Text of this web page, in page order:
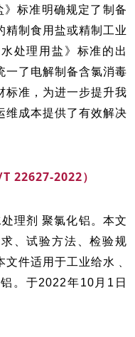
标准明确规定了制备
制食用盐或精制工业
处理用盐》标准的出
一了电解制备含氯消毒
标准，为进一步提升我
维成本提供了有效解决
22627-2022）
理剂 聚氯化铝。
本文
、试验方法、检验规
件适用于工业给水﹑
。于2022年10月1日